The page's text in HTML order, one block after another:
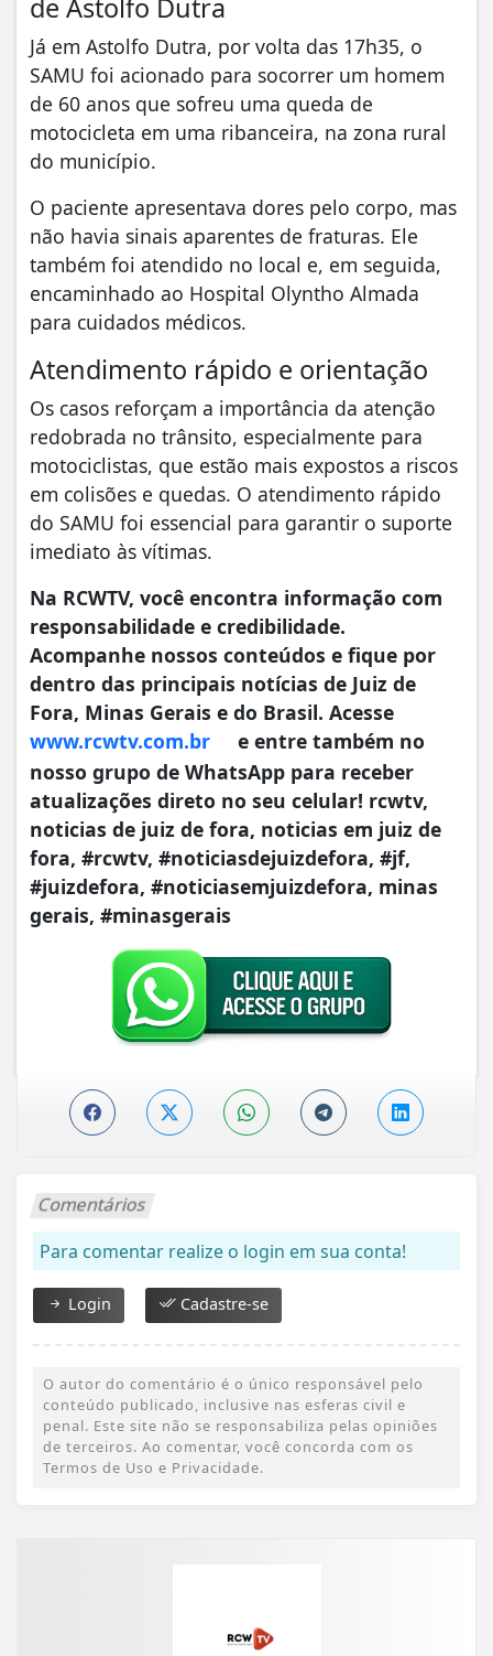
de Astolfo Dutra
Já em Astolfo Dutra, por volta das 17h35, o
SAMU foi acionado para socorrer um homem
de 60 anos que sofreu uma queda de
motocicleta em uma ribanceira, na zona rural
do município.
O paciente apresentava dores pelo corpo, mas
não havia sinais aparentes de fraturas. Ele
também foi atendido no local e, em seguida,
encaminhado ao Hospital Olyntho Almada
para cuidados médicos.
Atendimento rápido e orientação
Os casos reforçam a importância da atenção
redobrada no trânsito, especialmente para
motociclistas, que estão mais expostos a riscos
em colisões e quedas. O atendimento rápido
do SAMU foi essencial para garantir o suporte
imediato às vítimas.
Na RCWTV, você encontra informação com
responsabilidade e credibilidade.
Acompanhe nossos conteúdos e fique por
dentro das principais notícias de Juiz de
Fora, Minas Gerais e do Brasil. Acesse
www.rcwtv.com.br
e entre também no
nosso grupo de WhatsApp para receber
atualizações direto no seu celular! rcwtv,
noticias de juiz de fora, noticias em juiz de
fora, #rcwtv, #noticiasdejuizdefora, #jf,
#juizdefora, #noticiasemjuizdefora, minas
gerais, #minasgerais
Comentários
Para comentar realize o login em sua conta!
Login Cadastre-se
O autor do comentário é o único responsável pelo
conteúdo publicado, inclusive nas esferas civil e
penal. Este site não se responsabiliza pelas opiniões
de terceiros. Ao comentar, você concorda com os
Termos de Uso e Privacidade.